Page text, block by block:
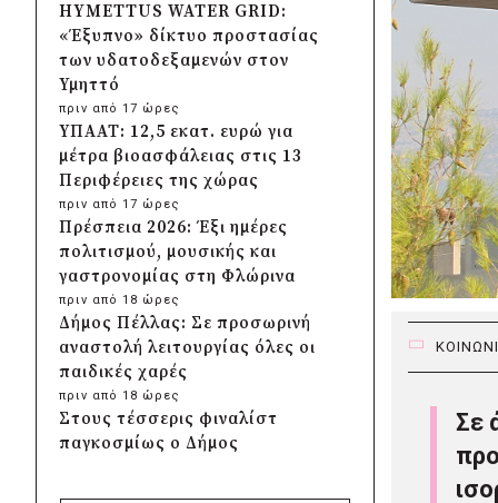
Σε
HYMETTUS WATER GRID:
«Έξυπνο» δίκτυο προστασίας
των υδατοδεξαμενών στον
Υμηττό
πριν από 17 ώρες
ΥΠΑΑΤ: 12,5 εκατ. ευρώ για
μέτρα βιοασφάλειας στις 13
Περιφέρειες της χώρας
πριν από 17 ώρες
Πρέσπεια 2026: Έξι ημέρες
πολιτισμού, μουσικής και
γαστρονομίας στη Φλώρινα
πριν από 18 ώρες
Δήμος Πέλλας: Σε προσωρινή
αναστολή λειτουργίας όλες οι
παιδικές χαρές
πριν από 18 ώρες
Στους τέσσερις φιναλίστ
παγκοσμίως ο Δήμος